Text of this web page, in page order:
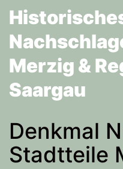
Zum
Inhalt
springen
Merzig &
Saargau
Denkmal
Stadtteile